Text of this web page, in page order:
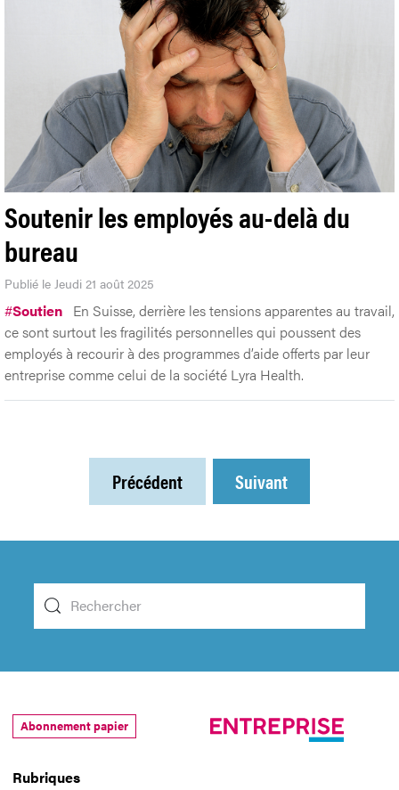
Soutenir les employés au-delà du
bureau
Publié le Jeudi 21 août 2025
#Soutien En Suisse, derrière les tensions apparentes au travail,
ce sont surtout les fragilités personnelles qui poussent des
employés à recourir à des programmes d’aide offerts par leur
entreprise comme celui de la société Lyra Health.
Précédent Suivant
Rubriques
Abonnement papier